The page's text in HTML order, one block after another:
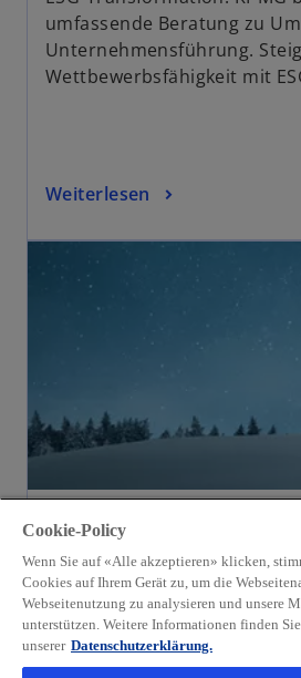
g
e
ö
t
i
s
t
e
r
e
e
umfassende Beratung zu
Unternehmensführung.
Wettbewerbsfähigkeit mit
Weiterlesen
Klimarisikomanagement
Von Regulierung zu
wie wir Ihrem Unternehmen
Klimarisikolösungen
sich anzupassen,
in einem sich wandelnden
Cookie-Policy
Wenn Sie auf «Alle akzeptieren» klicken,
Cookies auf Ihrem Gerät zu, um die
Webseitenutzung zu analysieren und unsere
unterstützen. Weitere Informationen finden
unserer Datenschutzerklärung.